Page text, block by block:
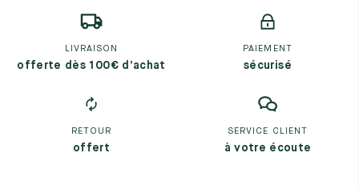
LIVRAISON
offerte dès 100€ d’achat
PAIEMENT
sécurisé
RETOUR
offert
SERVICE CLIENT
à votre écoute